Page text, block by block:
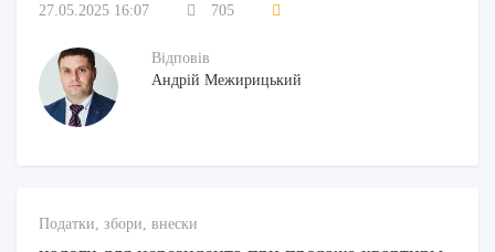
27.05.2025 16:07 705
Відповів
Андрій Межирицький
Податки, збори, внески